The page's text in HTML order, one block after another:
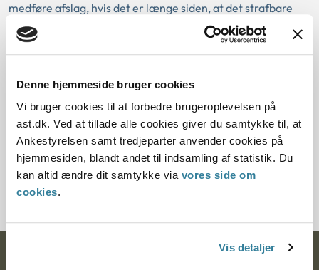
Denne hjemmeside bruger cookies
Vi bruger cookies til at forbedre brugeroplevelsen på
ast.dk. Ved at tillade alle cookies giver du samtykke til, at
Ankestyrelsen samt tredjeparter anvender cookies på
hjemmesiden, blandt andet til indsamling af statistik. Du
kan altid ændre dit samtykke via vores side om
cookies.
Vis detaljer
medføre afslag, hvis det er længe siden, at det strafbare
forhold er begået. Endelig vil det normalt ikke føre til
afslag, at ansøgeren for nyligt er straffet, hvis der er tale
om en lovovertrædelse, der klart er uden betydning for den
Nævnet lagde ved afgørelsen vægt på karakteren af den
meget alvorlige kriminalitet med forsøg på indsmugling af
en større mængde narkotika, som ansøgeren var dømt for
at have begået, og nævnet mente herefter ikke, at
betingelserne for at blive godkendt som adoptanter var
opfyldt.